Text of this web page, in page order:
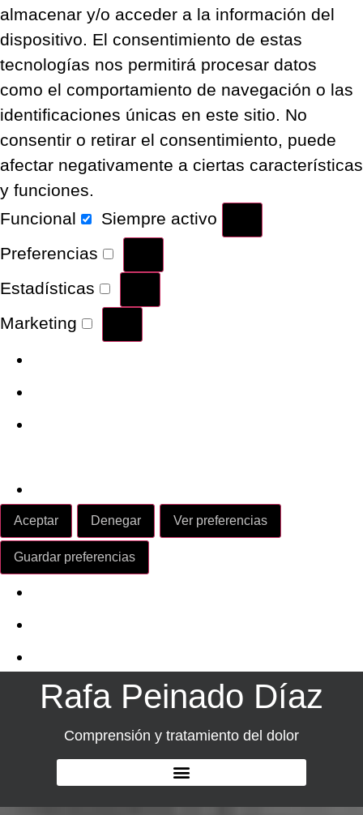
almacenar y/o acceder a la información del
dispositivo. El consentimiento de estas
tecnologías nos permitirá procesar datos
como el comportamiento de navegación o las
identificaciones únicas en este sitio. No
consentir o retirar el consentimiento, puede
afectar negativamente a ciertas características
y funciones.
Funcional
Siempre activo
Preferencias
Estadísticas
Marketing
Aceptar Denegar Ver preferencias
Guardar preferencias
Rafa Peinado Díaz
Comprensión y tratamiento del dolor